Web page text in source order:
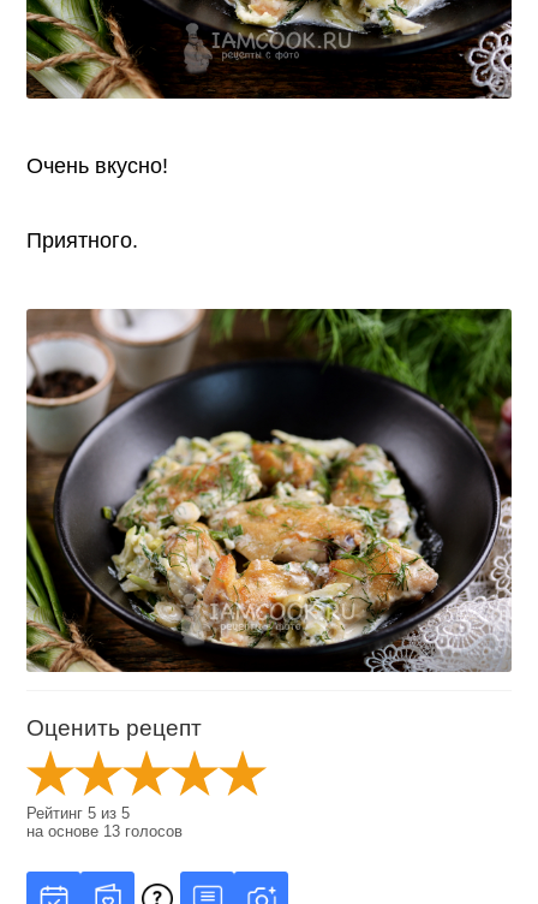
Очень вкусно!
Приятного.
Оценить рецепт
Рейтинг5 из5
на основе 13 голосов